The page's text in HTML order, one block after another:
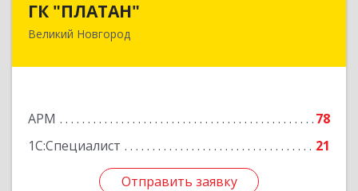
ГК "ПЛАТАН"
Великий Новгород
АРМ
78
1С:Специалист
21
Отправить заявку
173003, Новгородская обл, Великий Новгород
Подробнее
Отправить заявку